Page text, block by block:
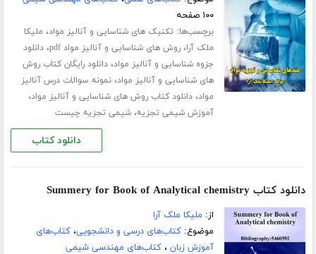
۱۰۰ صفحه
برچسب‌ها: تکنیک های شناسایی و آنالیز مواد، ملیکا
ملک آرا،روش های شناسایی و آنالیز مواد pdf ،دانلود
جزوه شناسایی و آنالیز مواد،دانلود رایگان کتاب روش
های شناسایی و آنالیز مواد،نمونه سوالات درس آنالیز
مواد،دانلود کتاب روش های شناسایی و آنالیز مواد،
آموزش شیمی تجزیه،شیمی تجزیه چیست
دانلود کتاب
دانلود کتاب Summery for Book of Analytical chemistry
از: ملیکا ملک آرا
موضوع:کتاب‌های درسی و دانشجویی،کتاب‌های
آموزش زبان ،کتاب‌های مهندسی شیمی